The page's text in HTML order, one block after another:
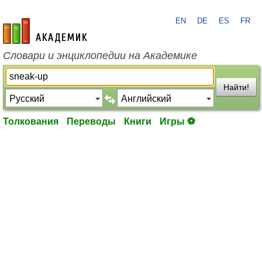
academic.ru
EN DE ES FR
Словари и энциклопедии на Академике
Найти!
Толкования Переводы Книги Игры ⚽